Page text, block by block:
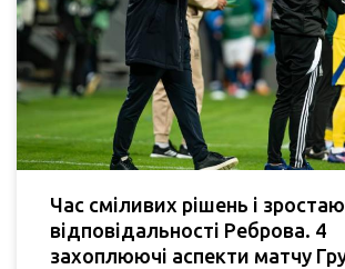
Час сміливих рішень і
відповідальності Реброва. 4
захоплюючі аспекти матчу